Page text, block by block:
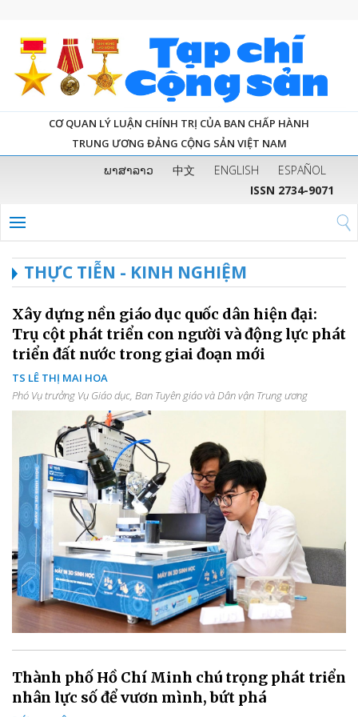
CƠ QUAN LÝ LUẬN CHÍNH TRỊ CỦA BAN CHẤP HÀNH
TRUNG ƯƠNG ĐẢNG CỘNG SẢN VIỆT NAM
ພາສາລາວ 中文 ENGLISH
ESPAÑOL
ISSN 2734-9071
THỰC TIỄN - KINH NGHIỆM
Xây dựng nền giáo dục quốc dân hiện đại:
Trụ cột phát triển con người và động lực phát
triển đất nước trong giai đoạn mới
TS LÊ THỊ MAI HOA
Phó Vụ trưởng Vụ Giáo dục, Ban Tuyên giáo và Dân vận Trung ương
Thành phố Hồ Chí Minh chú trọng phát triển
nhân lực số để vươn mình, bứt phá